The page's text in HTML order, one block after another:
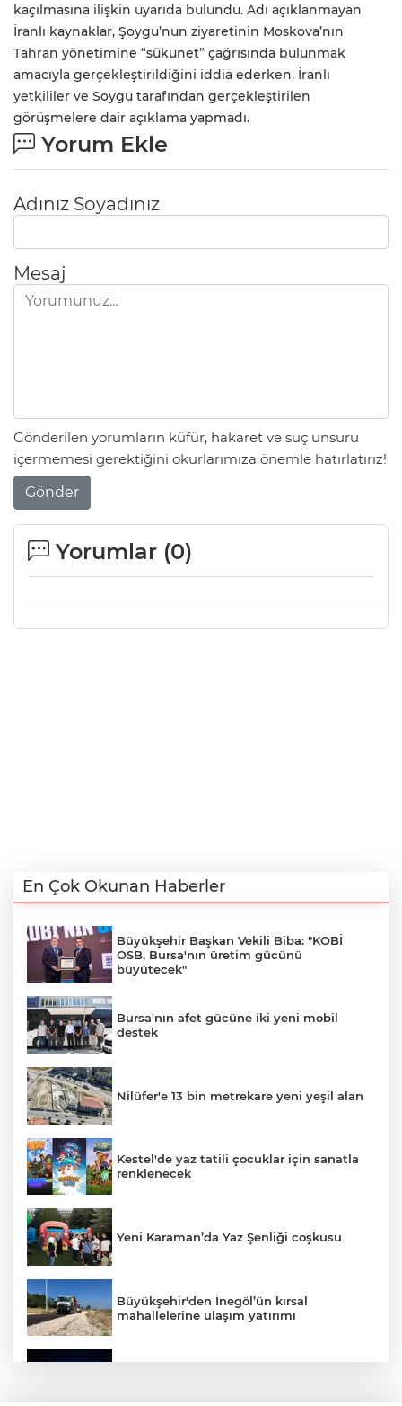
kaçılmasına ilişkin uyarıda bulundu. Adı açıklanmayan
İranlı kaynaklar, Şoygu’nun ziyaretinin Moskova’nın
Tahran yönetimine “sükunet” çağrısında bulunmak
amacıyla gerçekleştirildiğini iddia ederken, İranlı
yetkililer ve Soygu tarafından gerçekleştirilen
görüşmelere dair açıklama yapmadı.
Yorum Ekle
Adınız Soyadınız
Mesaj
Gönderilen yorumların küfür, hakaret ve suç unsuru
içermemesi gerektiğini okurlarımıza önemle hatırlatırız!
Gönder
Yorumlar (0)
En Çok Okunan Haberler
Büyükşehir Başkan Vekili Biba: "KOBİ
OSB, Bursa'nın üretim gücünü
büyütecek"
Bursa'nın afet gücüne iki yeni mobil
destek
Nilüfer'e 13 bin metrekare yeni yeşil alan
Kestel'de yaz tatili çocuklar için sanatla
renklenecek
Yeni Karaman’da Yaz Şenliği coşkusu
Büyükşehir'den İnegöl’ün kırsal
mahallelerine ulaşım yatırımı